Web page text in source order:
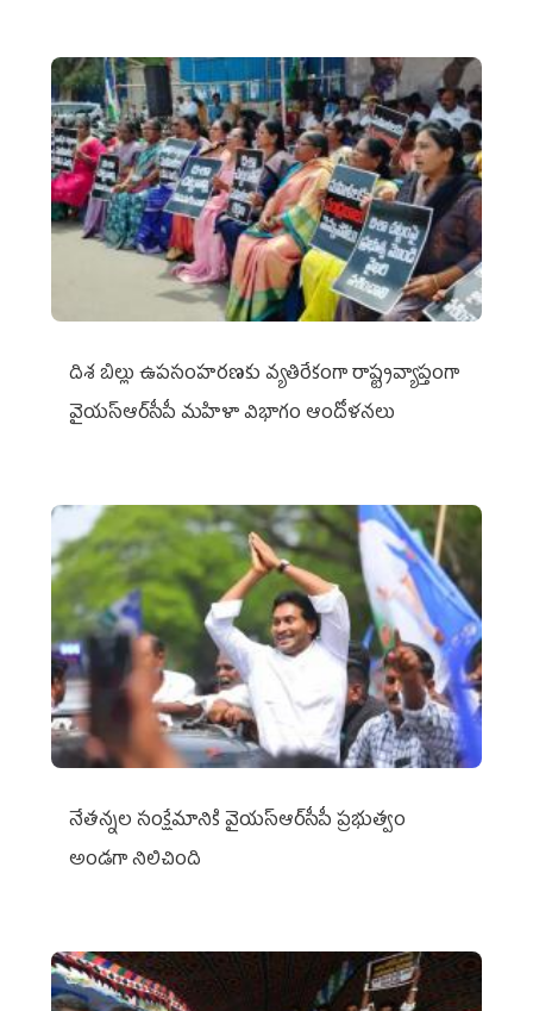
దిశ బిల్లు ఉపసంహరణకు వ్యతిరేకంగా రాష్ట్రవ్యాప్తంగా
వైయ‌స్ఆర్‌సీపీ మహిళా విభాగం ఆందోళనలు
నేతన్నల సంక్షేమానికి వైయ‌స్ఆర్‌సీపీ ప్రభుత్వం
అండగా నిలిచింది